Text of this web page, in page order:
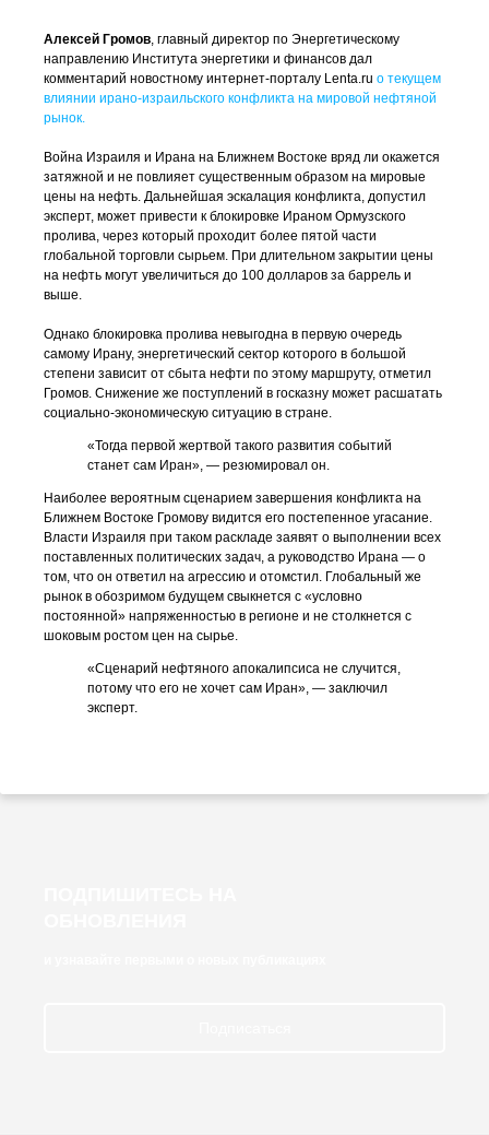
Алексей Громов, главный директор по Энергетическому
направлению Института энергетики и финансов дал
комментарий новостному интернет-порталу Lenta.ru о текущем
влиянии ирано-израильского конфликта на мировой нефтяной
рынок.
Война Израиля и Ирана на Ближнем Востоке вряд ли окажется
затяжной и не повлияет существенным образом на мировые
цены на нефть. Дальнейшая эскалация конфликта, допустил
эксперт, может привести к блокировке Ираном Ормузского
пролива, через который проходит более пятой части
глобальной торговли сырьем. При длительном закрытии цены
на нефть могут увеличиться до 100 долларов за баррель и
выше.
Однако блокировка пролива невыгодна в первую очередь
самому Ирану, энергетический сектор которого в большой
степени зависит от сбыта нефти по этому маршруту, отметил
Громов. Снижение же поступлений в госказну может расшатать
социально-экономическую ситуацию в стране.
«Тогда первой жертвой такого развития событий
станет сам Иран», — резюмировал он.
Наиболее вероятным сценарием завершения конфликта на
Ближнем Востоке Громову видится его постепенное угасание.
Власти Израиля при таком раскладе заявят о выполнении всех
поставленных политических задач, а руководство Ирана — о
том, что он ответил на агрессию и отомстил. Глобальный же
рынок в обозримом будущем свыкнется с «условно
постоянной» напряженностью в регионе и не столкнется с
шоковым ростом цен на сырье.
«Сценарий нефтяного апокалипсиса не случится,
потому что его не хочет сам Иран», — заключил
эксперт.